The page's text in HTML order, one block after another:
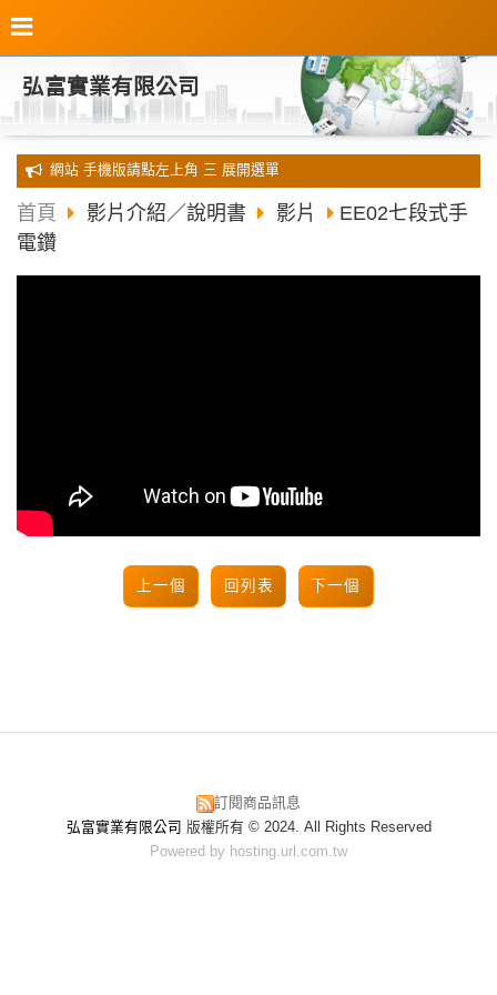
弘富實業有限公司
全新 網站 手機版請點左上角 三 展開選單
首頁 影片介紹／說明書 影片
EE02七段式手
電鑽
上一個 回列表 下一個
訂閱商品訊息
弘富實業有限公司 版權所有 © 2024. All Rights Reserved
Powered by hosting.url.com.tw